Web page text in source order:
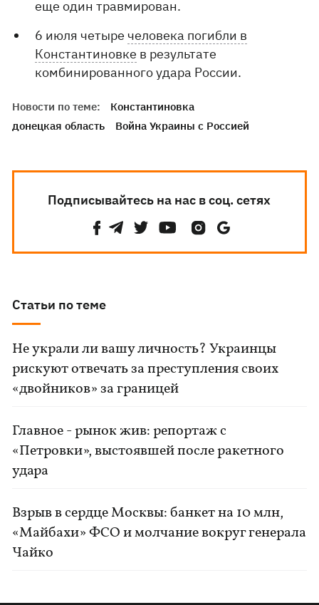
еще один травмирован.
6 июля четыре человека погибли в
Константиновке в результате
комбинированного удара России.
Новости по теме:
Константиновка
донецкая область
Война Украины с Россией
Подписывайтесь на нас в соц. сетях
Статьи по теме
Не украли ли вашу личность? Украинцы
рискуют отвечать за преступления своих
«двойников» за границей
Главное - рынок жив: репортаж с
«Петровки», выстоявшей после ракетного
удара
Взрыв в сердце Москвы: банкет на 10 млн,
«Майбахи» ФСО и молчание вокруг генерала
Чайко